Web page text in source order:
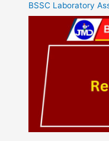
BSSC Laboratory